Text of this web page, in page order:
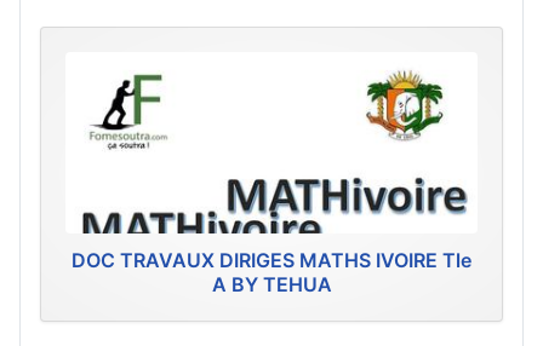
DOC TRAVAUX DIRIGES MATHS IVOIRE Tle
A BY TEHUA